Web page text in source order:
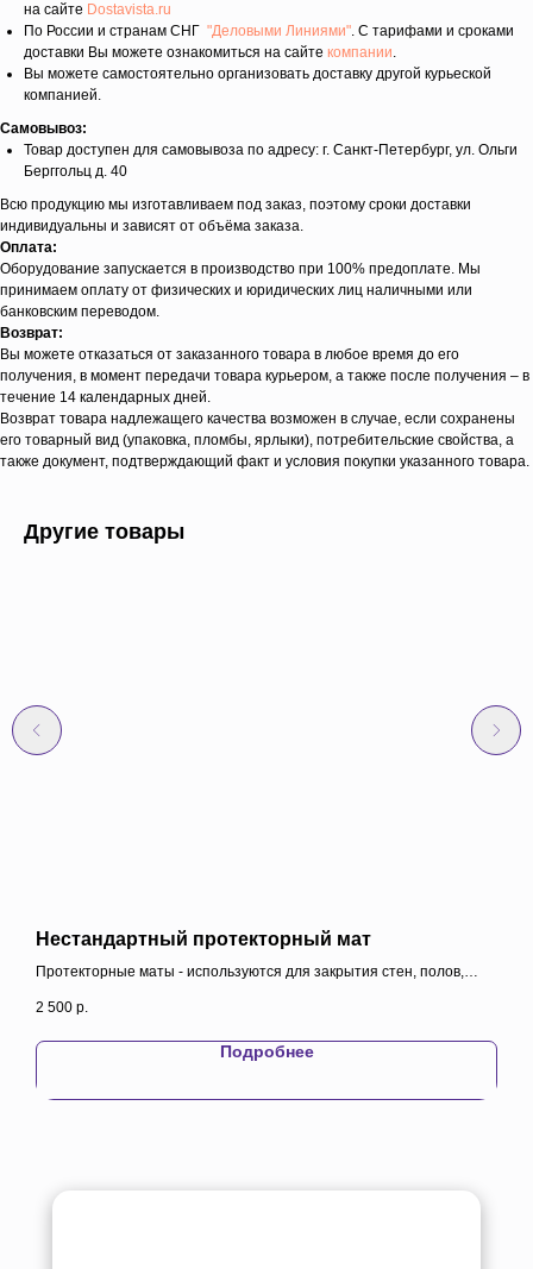
на сайте Dostavista.ru
По России и странам СНГ "Деловыми Линиями". С тарифами и сроками
доставки Вы можете ознакомиться на сайте компании.
Вы можете самостоятельно организовать доставку другой курьеской
компанией.
Самовывоз:
Товар доступен для самовывоза по адресу: г. Санкт-Петербург, ул. Ольги
Берггольц д. 40
Всю продукцию мы изготавливаем под заказ, поэтому сроки доставки
индивидуальны и зависят от объёма заказа.
Оплата:
Оборудование запускается в производство при 100% предоплате. Мы
принимаем оплату от физических и юридических лиц наличными или
банковским переводом.
Возврат:
Вы можете отказаться от заказанного товара в любое время до его
получения, в момент передачи товара курьером, а также после получения – в
течение 14 календарных дней.
Возврат товара надлежащего качества возможен в случае, если сохранены
его товарный вид (упаковка, пломбы, ярлыки), потребительские свойства, а
также документ, подтверждающий факт и условия покупки указанного товара.
Другие товары
Нестандартный протекторный мат
Протекторные маты - используются для закрытия стен, полов,
защитные функции.
2 500 р.
Подробнее